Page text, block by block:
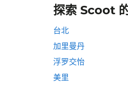
探索 Scoot
台北
加里曼丹
浮罗交怡
美里